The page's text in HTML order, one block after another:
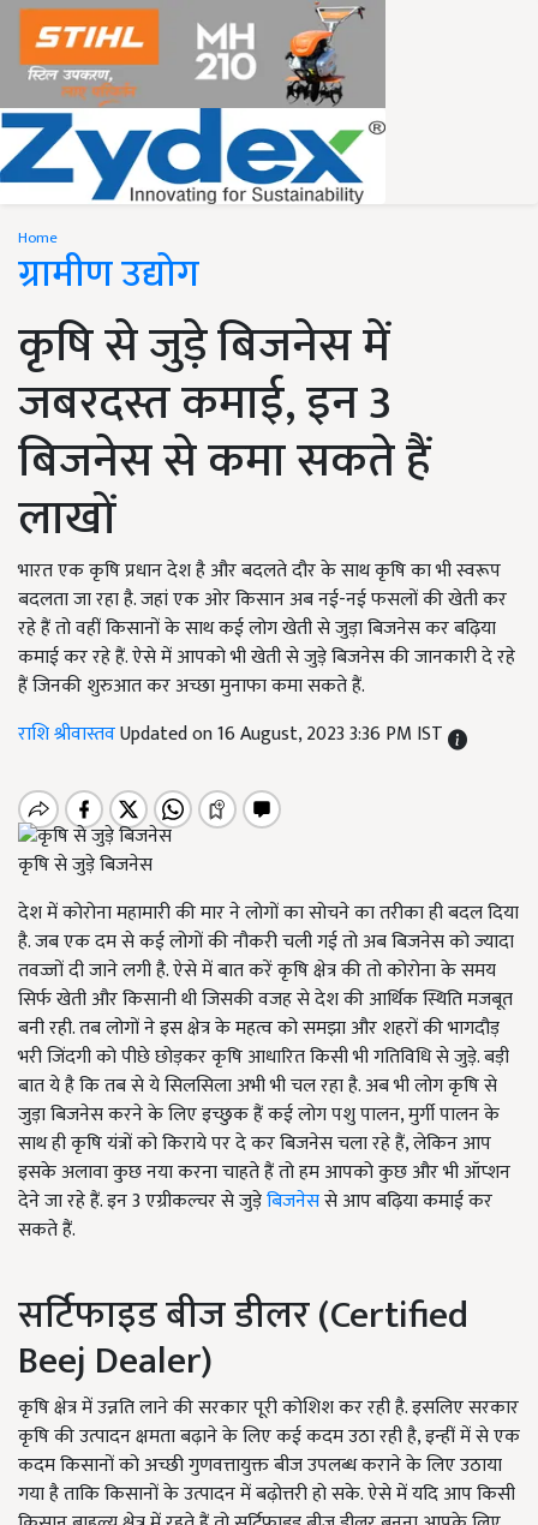
Home
ग्रामीण उद्योग
कृषि से जुड़े बिजनेस में
जबरदस्त कमाई, इन 3
बिजनेस से कमा सकते हैं
लाखों
भारत एक कृषि प्रधान देश है और बदलते दौर के साथ कृषि का भी स्वरूप
बदलता जा रहा है. जहां एक ओर किसान अब नई-नई फसलों की खेती कर
रहे हैं तो वहीं किसानों के साथ कई लोग खेती से जुड़ा बिजनेस कर बढ़िया
कमाई कर रहे हैं. ऐसे में आपको भी खेती से जुड़े बिजनेस की जानकारी दे रहे
हैं जिनकी शुरुआत कर अच्छा मुनाफा कमा सकते हैं.
राशि श्रीवास्तवUpdated on 16 August, 2023 3:36 PM IST
कृषि से जुड़े बिजनेस
देश में कोरोना महामारी की मार ने लोगों का सोचने का तरीका ही बदल दिया
है. जब एक दम से कई लोगों की नौकरी चली गई तो अब बिजनेस को ज्यादा
तवज्जों दी जाने लगी है. ऐसे में बात करें कृषि क्षेत्र की तो कोरोना के समय
सिर्फ खेती और किसानी थी जिसकी वजह से देश की आर्थिक स्थिति मजबूत
बनी रही. तब लोगों ने इस क्षेत्र के महत्व को समझा और शहरों की भागदौड़
भरी जिंदगी को पीछे छोड़कर कृषि आधारित किसी भी गतिविधि से जुड़े. बड़ी
बात ये है कि तब से ये सिलसिला अभी भी चल रहा है. अब भी लोग कृषि से
जुड़ा बिजनेस करने के लिए इच्छुक हैं कई लोग पशु पालन, मुर्गी पालन के
साथ ही कृषि यंत्रों को किराये पर दे कर बिजनेस चला रहे हैं, लेकिन आप
इसके अलावा कुछ नया करना चाहते हैं तो हम आपको कुछ और भी ऑप्शन
देने जा रहे हैं. इन 3 एग्रीकल्चर से जुड़ेबिजनेससे आप बढ़िया कमाई कर
सकते हैं.
सर्टिफाइड बीज डीलर (Certified
Beej Dealer)
कृषि क्षेत्र में उन्नति लाने की सरकार पूरी कोशिश कर रही है. इसलिए सरकार
कृषि की उत्पादन क्षमता बढ़ाने के लिए कई कदम उठा रही है, इन्हीं में से एक
कदम किसानों को अच्छी गुणवत्तायुक्त बीज उपलब्ध कराने के लिए उठाया
गया है ताकि किसानों के उत्पादन में बढ़ोत्तरी हो सके. ऐसे में यदि आप किसी